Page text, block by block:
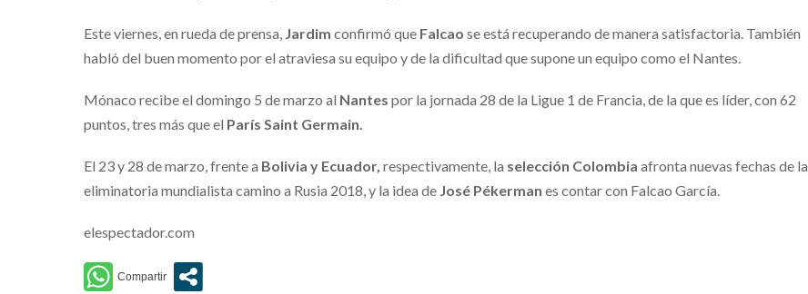
Este viernes, en rueda de prensa, Jardim confirmó que Falcao se está recuperando de manera satisfactoria. También
habló del buen momento por el atraviesa su equipo y de la dificultad que supone un equipo como el Nantes.
Mónaco recibe el domingo 5 de marzo al Nantes por la jornada 28 de la Ligue 1 de Francia, de la que es líder, con 62
puntos, tres más que el París Saint Germain.
El 23 y 28 de marzo, frente a Bolivia y Ecuador, respectivamente, la selección Colombia afronta nuevas fechas de la
eliminatoria mundialista camino a Rusia 2018, y la idea de José Pékerman es contar con Falcao García.
elespectador.com